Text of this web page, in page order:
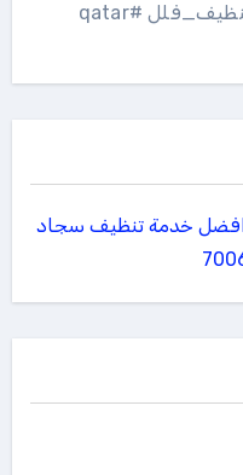
الأسعار اتصل الآن 70067311 #تنظيف_فلل #qatar
افضل خدمة تنظيف سجاد